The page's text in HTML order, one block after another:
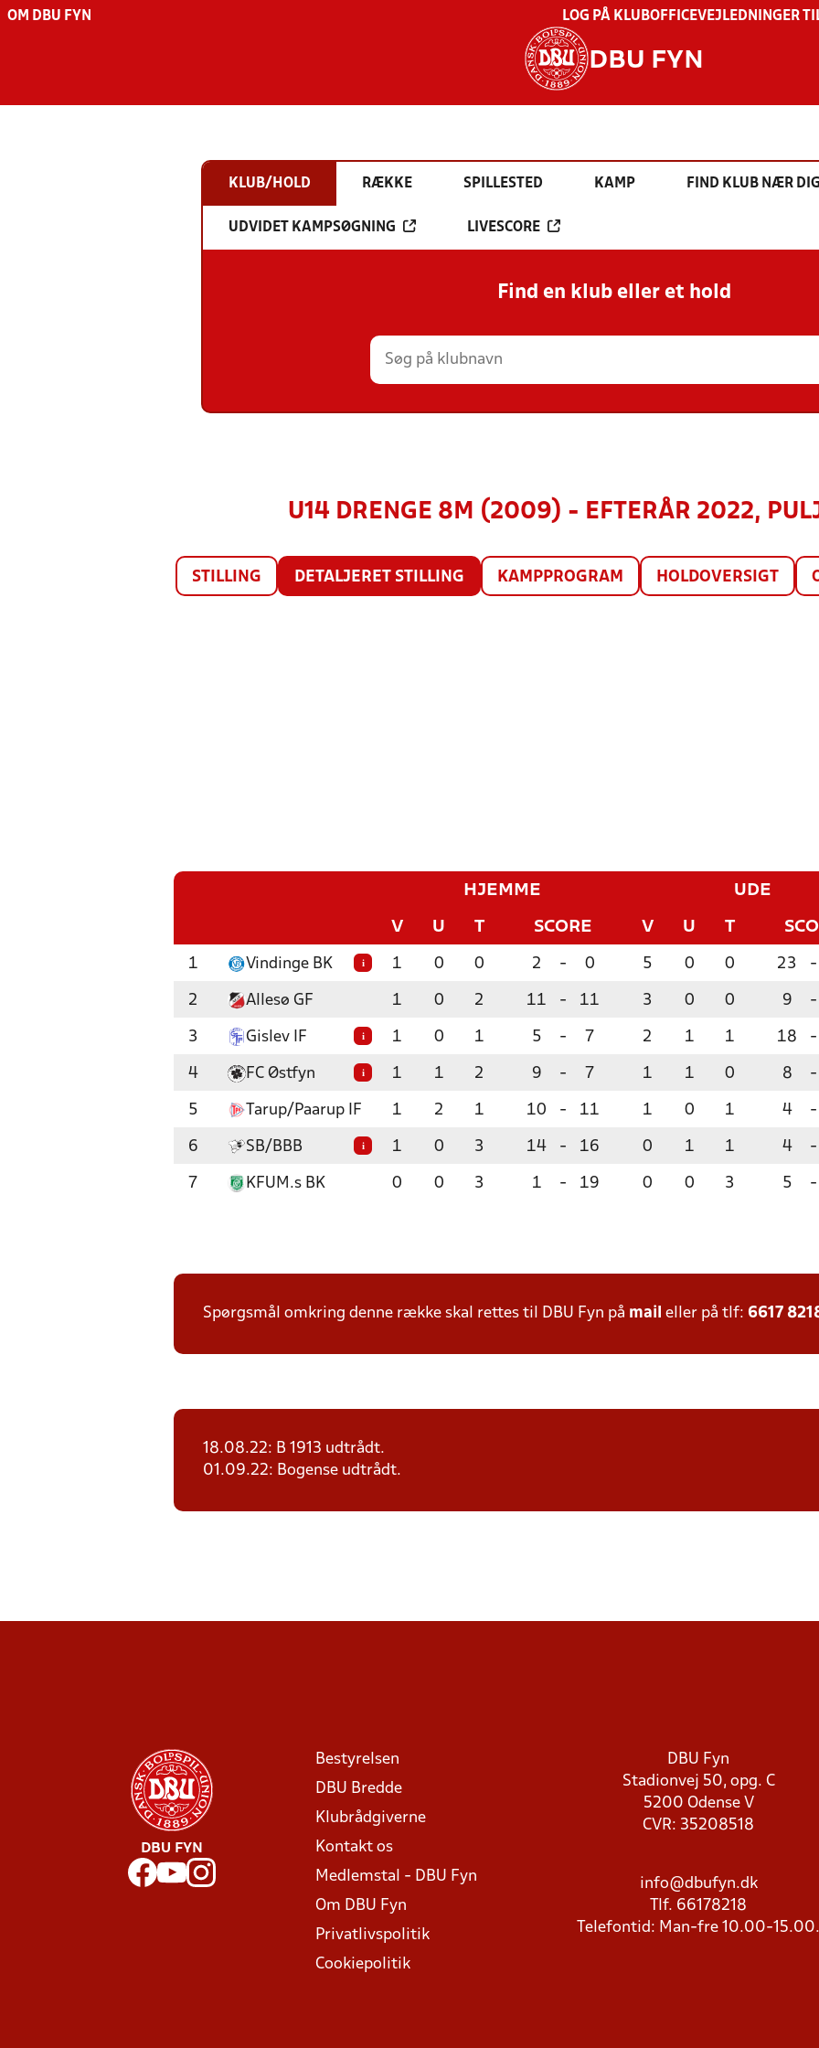
OM DBU FYN LOG PÅ KLUBOFFICEVEJLEDNINGER
DBU FYN
KLUB/HOLD RÆKKE SPILLESTED KAMP FIND KLUB NÆR
UDVIDET KAMPSØGNING LIVESCORE
Find en klub eller et hold
U14 DRENGE 8M (2009) - EFTERÅR 2022,
STILLING DETALJERET STILLING KAMPPROGRAM HOLDOVERSIGT
HJEMME UDE
V U T SCORE V U T
1 Vindinge BK i 1 0 0 2 - 0 5 0 0 23 -
2 Allesø GF 1 0 2 11 - 11 3 0 0 9 -
3 Gislev IF i 1 0 1 5 - 7 2 1 1 18 -
4 FC Østfyn i 1 1 2 9 - 7 1 1 0 8 -
5 Tarup/Paarup IF 1 2 1 10 - 11 1 0 1 4 -
6 SB/BBB i 1 0 3 14 - 16 0 1 1 4 -
7 KFUM.s BK 0 0 3 1 - 19 0 0 3 5 -
Spørgsmål omkring denne række skal rettes til DBU Fyn på mail eller på tlf: 6617
18.08.22: B 1913 udtrådt.
01.09.22: Bogense udtrådt.
DBU FYN
Bestyrelsen
DBU Bredde
Klubrådgiverne
Kontakt os
Medlemstal - DBU Fyn
Om DBU Fyn
Privatlivspolitik
Cookiepolitik
DBU Fyn
Stadionvej 50, opg. C
5200 Odense V
CVR: 35208518
info@dbufyn.dk
Tlf. 66178218
Telefontid: Man-fre 10.00-15.00.